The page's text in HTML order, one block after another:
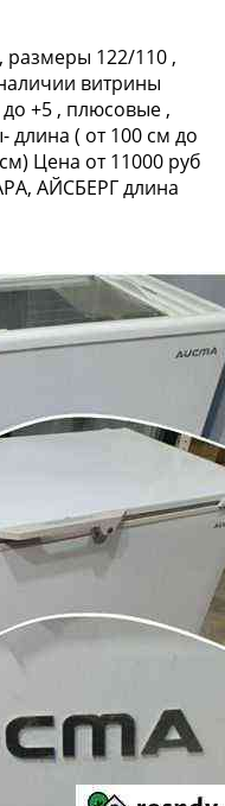
122/110 ,
витрины
+5 , плюсовые ,
( от 100 см до
Цена от 11000 руб
АЙСБЕРГ длина